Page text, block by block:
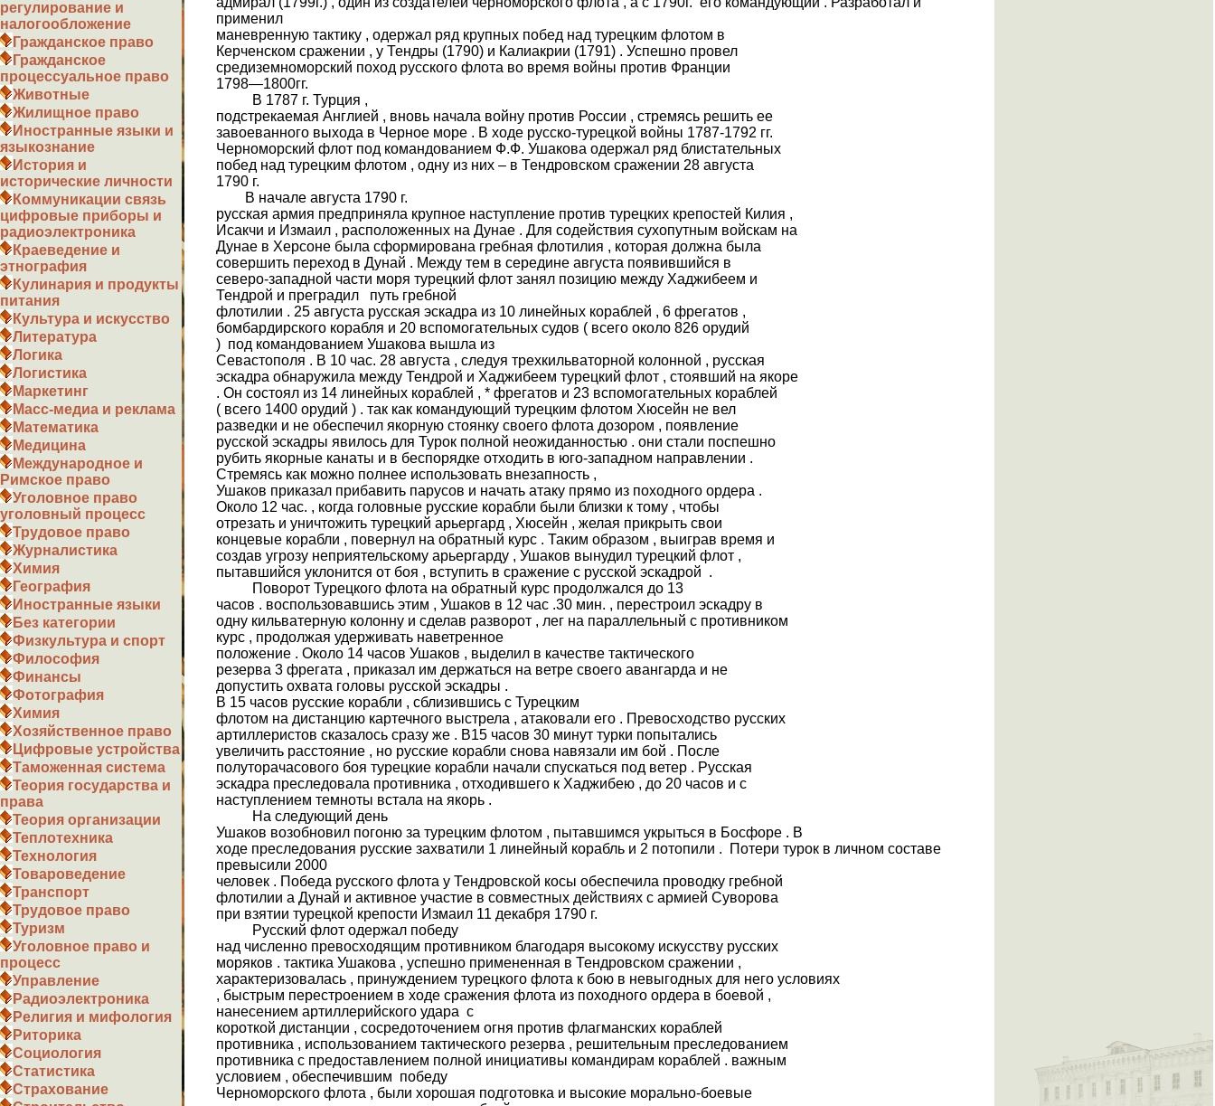
регулирование и
налогообложение
Гражданское право
Гражданское
процессуальное право
Животные
Жилищное право
Иностранные языки и
языкознание
История и
исторические личности
Коммуникации связь
цифровые приборы и
радиоэлектроника
Краеведение и
этнография
Кулинария и продукты
питания
Культура и искусство
Литература
Логика
Логистика
Маркетинг
Масс-медиа и реклама
Математика
Медицина
Международное и
Римское право
Уголовное право
уголовный процесс
Трудовое право
Журналистика
Химия
География
Иностранные языки
Без категории
Физкультура и спорт
Философия
Финансы
Фотография
Химия
Хозяйственное право
Цифровые устройства
Таможенная система
Теория государства и
права
Теория организации
Теплотехника
Технология
Товароведение
Транспорт
Трудовое право
Туризм
Уголовное право и
процесс
Управление
Радиоэлектроника
Религия и мифология
Риторика
Социология
Статистика
Страхование
применил
маневренную тактику , одержал ряд крупных побед над турецким флотом в
Керченском сражении , у Тендры (1790) и Калиакрии (1791) . Успешно провел
средиземноморский поход русского флота во время войны против Франции
1798—1800гг.
В 1787 г. Турция ,
подстрекаемая Англией , вновь начала войну против России , стремясь решить ее
завоеванного выхода в Черное море . В ходе русско-турецкой войны 1787-1792 гг.
Черноморский флот под командованием Ф.Ф. Ушакова одержал ряд блистательных
побед над турецким флотом , одну из них – в Тендровском сражении 28 августа
1790 г.
В начале августа 1790 г.
русская армия предприняла крупное наступление против турецких крепостей Килия ,
Исакчи и Измаил , расположенных на Дунае . Для содействия сухопутным войскам на
Дунае в Херсоне была сформирована гребная флотилия , которая должна была
совершить переход в Дунай . Между тем в середине августа появившийся в
северо-западной части моря турецкий флот занял позицию между Хаджибеем и
Тендрой и преградил путь гребной
флотилии . 25 августа русская эскадра из 10 линейных кораблей , 6 фрегатов ,
бомбардирского корабля и 20 вспомогательных судов ( всего около 826 орудий
) под командованием Ушакова вышла из
Севастополя . В 10 час. 28 августа , следуя трехкильваторной колонной , русская
эскадра обнаружила между Тендрой и Хаджибеем турецкий флот , стоявший на якоре
. Он состоял из 14 линейных кораблей , * фрегатов и 23 вспомогательных кораблей
( всего 1400 орудий ) . так как командующий турецким флотом Хюсейн не вел
разведки и не обеспечил якорную стоянку своего флота дозором , появление
русской эскадры явилось для Турок полной неожиданностью . они стали поспешно
рубить якорные канаты и в беспорядке отходить в юго-западном направлении .
Стремясь как можно полнее использовать внезапность ,
Ушаков приказал прибавить парусов и начать атаку прямо из походного ордера .
Около 12 час. , когда головные русские корабли были близки к тому , чтобы
отрезать и уничтожить турецкий арьергард , Хюсейн , желая прикрыть свои
концевые корабли , повернул на обратный курс . Таким образом , выиграв время и
создав угрозу неприятельскому арьергарду , Ушаков вынудил турецкий флот ,
пытавшийся уклонится от боя , вступить в сражение с русской эскадрой .
Поворот Турецкого флота на обратный курс продолжался до 13
часов . воспользовавшись этим , Ушаков в 12 час .30 мин. , перестроил эскадру в
одну кильватерную колонну и сделав разворот , лег на параллельный с противником
курс , продолжая удерживать наветренное
положение . Около 14 часов Ушаков , выделил в качестве тактического
резерва 3 фрегата , приказал им держаться на ветре своего авангарда и не
допустить охвата головы русской эскадры .
В 15 часов русские корабли , сблизившись с Турецким
флотом на дистанцию картечного выстрела , атаковали его . Превосходство русских
артиллеристов сказалось сразу же . В15 часов 30 минут турки попытались
увеличить расстояние , но русские корабли снова навязали им бой . После
полуторачасового боя турецкие корабли начали спускаться под ветер . Русская
эскадра преследовала противника , отходившего к Хаджибею , до 20 часов и с
наступлением темноты встала на якорь .
На следующий день
Ушаков возобновил погоню за турецким флотом , пытавшимся укрыться в Босфоре . В
ходе преследования русские захватили 1 линейный корабль и 2 потопили . Потери турок в личном составе
превысили 2000
человек . Победа русского флота у Тендровской косы обеспечила проводку гребной
флотилии а Дунай и активное участие в совместных действиях с армией Суворова
при взятии турецкой крепости Измаил 11 декабря 1790 г.
Русский флот одержал победу
над численно превосходящим противником благодаря высокому искусству русских
моряков . тактика Ушакова , успешно примененная в Тендровском сражении ,
характеризовалась , принуждением турецкого флота к бою в невыгодных для него условиях
, быстрым перестроением в ходе сражения флота из походного ордера в боевой ,
нанесением артиллерийского удара с
короткой дистанции , сосредоточением огня против флагманских кораблей
противника , использованием тактического резерва , решительным преследованием
противника с предоставлением полной инициативы командирам кораблей . важным
условием , обеспечившим победу
Черноморского флота , были хорошая подготовка и высокие морально-боевые